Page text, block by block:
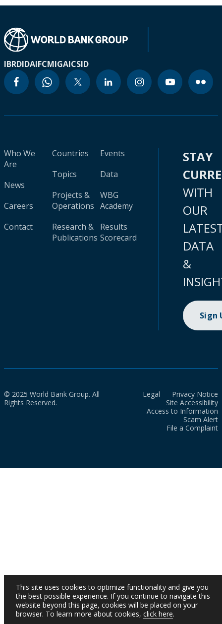
IBRDIDAIFCMIGAICSID
Who We
Are
News
Careers
Contact
Countries
Topics
Projects &
Operations
Research &
Publications
Events
Data
WBG
Academy
Results
Scorecard
STAY
WITH
OUR
DATA
&
Sign
© 2025 World Bank Group. All
Rights Reserved.
Legal
Privacy Notice
Site Accessibility
Access to Information
Scam Alert
File a Complaint
This site uses cookies to optimize functionality and give you
the best possible experience. If you continue to navigate this
website beyond this page, cookies will be placed on your
browser. To learn more about cookies, click here.